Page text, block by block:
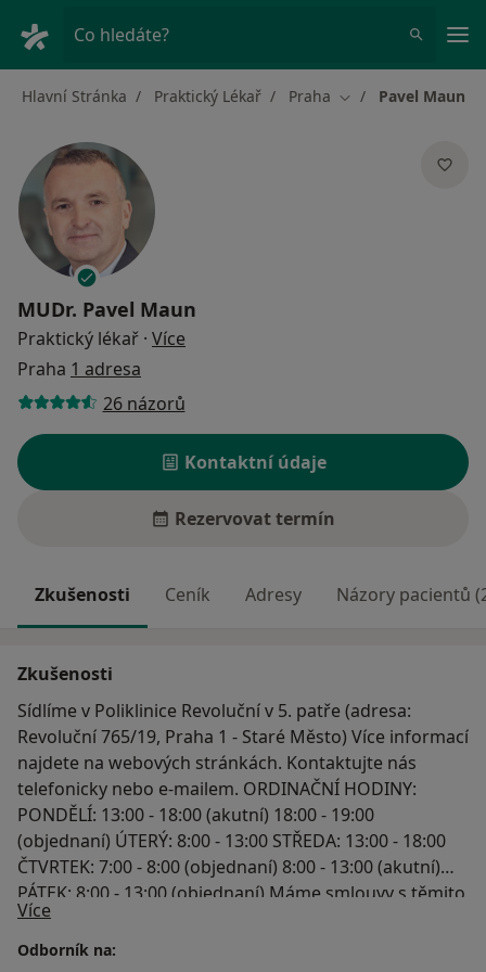
Co hledáte?
Hlavní Stránka Praktický Lékař Praha Změna města
Pavel Maun
MUDr. Pavel Maun
Praktický lékař · Více
Praha 1 adresa
26 názorů
Kontaktní údaje
Rezervovat termín
Zkušenosti Ceník Adresy Názory pacientů
Zkušenosti
Sídlíme v Poliklinice Revoluční v 5. patře (adresa:
Revoluční 765/19, Praha 1 - Staré Město) Více informací
najdete na webových stránkách. Kontaktujte nás
telefonicky nebo e-mailem. ORDINAČNÍ HODINY:
PONDĚLÍ: 13:00 - 18:00 (akutní) 18:00 - 19:00
(objednaní) ÚTERÝ: 8:00 - 13:00 STŘEDA: 13:00 - 18:00
ČTVRTEK: 7:00 - 8:00 (objednaní) 8:00 - 13:00 (akutní)
PÁTEK: 8:00 - 13:00 (objednaní) Máme smlouvy s těmito
zdravotními pojišťovnami: 111 – VZP (Všeobecná
zdravotní pojišťovna ČR) 201 – VoZP (Vojenská
Více
Odborník na: